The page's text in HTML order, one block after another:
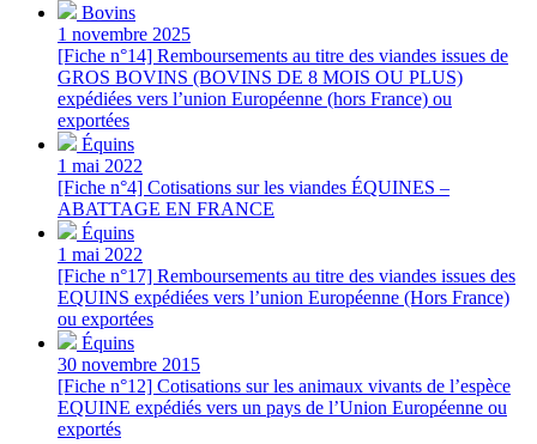
Bovins
1 novembre 2025
[Fiche n°14] Remboursements au titre des viandes issues de
GROS BOVINS (BOVINS DE 8 MOIS OU PLUS)
expédiées vers l’union Européenne (hors France) ou
exportées
Équins
1 mai 2022
[Fiche n°4] Cotisations sur les viandes ÉQUINES –
ABATTAGE EN FRANCE
Équins
1 mai 2022
[Fiche n°17] Remboursements au titre des viandes issues des
EQUINS expédiées vers l’union Européenne (Hors France)
ou exportées
Équins
30 novembre 2015
[Fiche n°12] Cotisations sur les animaux vivants de l’espèce
EQUINE expédiés vers un pays de l’Union Européenne ou
exportés